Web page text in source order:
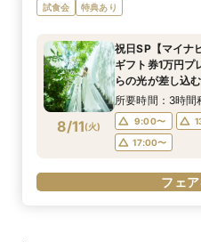
試食会 特典あり
8/11(火)
祝日SP【マイ
ギフト券1万円プ
らの光が差し込
日常空間の披露
付フェア
所要時間：3時間
9:00〜
17:00〜
フェ